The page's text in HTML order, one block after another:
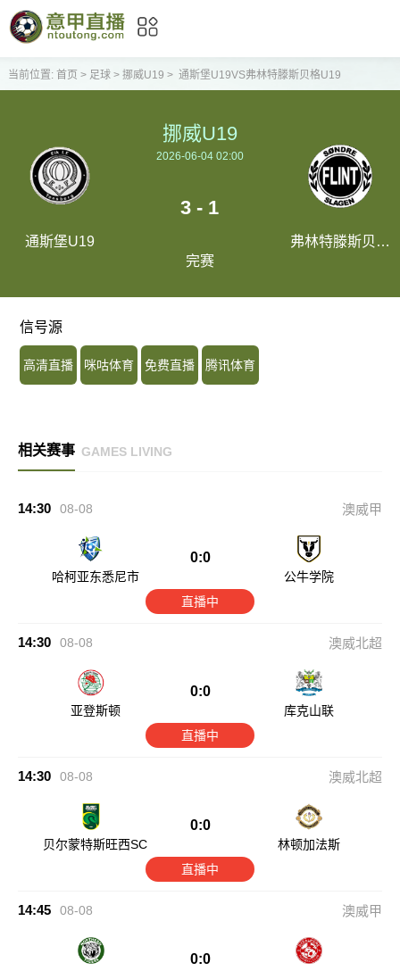
当前位置: 首页 > 足球> 挪威U19 > 通斯堡U19VS弗林特滕斯贝格U19
通斯堡U19
挪威U19
2026-06-04 02:00
3 - 1
完赛
弗林特滕斯贝格
信号源
高清直播 咪咕体育 免费直播 腾讯体育
相关赛事 GAMES LIVING
14:30 08-08 澳威甲
哈柯亚东悉尼市
0:0
公牛学院
直播中
14:30 08-08 澳威北超
亚登斯顿
0:0
库克山联
直播中
14:30 08-08 澳威北超
贝尔蒙特斯旺西SC
0:0
林顿加法斯
直播中
14:45 08-08 澳威甲
0:0